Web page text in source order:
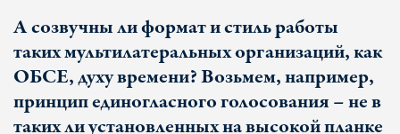
А созвучны ли формат и стиль работы
таких мультилатеральных организаций, как
ОБСЕ, духу времени? Возьмем, например,
принцип единогласного голосования – не в
таких ли установленных на высокой планке